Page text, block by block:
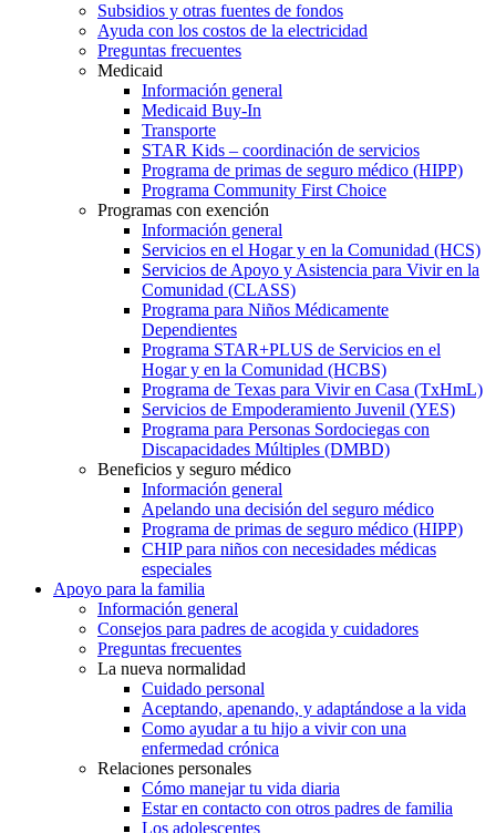
Subsidios y otras fuentes de fondos
Ayuda con los costos de la electricidad
Preguntas frecuentes
Medicaid
Información general
Medicaid Buy-In
Transporte
STAR Kids – coordinación de servicios
Programa de primas de seguro médico (HIPP)
Programa Community First Choice
Programas con exención
Información general
Servicios en el Hogar y en la Comunidad (HCS)
Servicios de Apoyo y Asistencia para Vivir en la
Comunidad (CLASS)
Programa para Niños Médicamente
Dependientes
Programa STAR+PLUS de Servicios en el
Hogar y en la Comunidad (HCBS)
Programa de Texas para Vivir en Casa (TxHmL)
Servicios de Empoderamiento Juvenil (YES)
Programa para Personas Sordociegas con
Discapacidades Múltiples (DMBD)
Beneficios y seguro médico
Información general
Apelando una decisión del seguro médico
Programa de primas de seguro médico (HIPP)
CHIP para niños con necesidades médicas
especiales
Apoyo para la familia
Información general
Consejos para padres de acogida y cuidadores
Preguntas frecuentes
La nueva normalidad
Cuidado personal
Aceptando, apenando, y adaptándose a la vida
Como ayudar a tu hijo a vivir con una
enfermedad crónica
Relaciones personales
Cómo manejar tu vida diaria
Estar en contacto con otros padres de familia
Los adolescentes